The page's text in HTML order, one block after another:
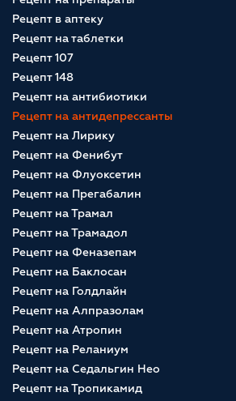
Рецепт в аптеку
Рецепт на таблетки
Рецепт 107
Рецепт 148
Рецепт на антибиотики
Рецепт на антидепрессанты
Рецепт на Лирику
Рецепт на Фенибут
Рецепт на Флуоксетин
Рецепт на Прегабалин
Рецепт на Трамал
Рецепт на Трамадол
Рецепт на Феназепам
Рецепт на Баклосан
Рецепт на Голдлайн
Рецепт на Алпразолам
Рецепт на Атропин
Рецепт на Реланиум
Рецепт на Седальгин Нео
Рецепт на Тропикамид